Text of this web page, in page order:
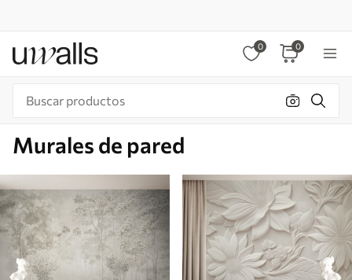
0 0
Murales de pared